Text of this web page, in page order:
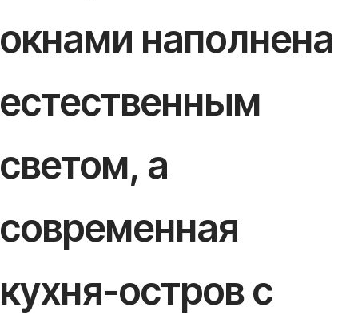
окнами наполнена
естественным
светом, а
современная
кухня-остров с